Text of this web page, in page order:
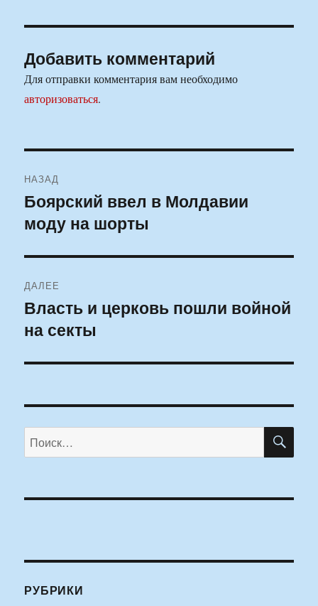
Добавить комментарий
Для отправки комментария вам необходимо
авторизоваться.
по
записям
НАЗАД
Предыдущая
запись:
Боярский ввел в Молдавии
моду на шорты
ДАЛЕЕ
Следующая
запись:
Власть и церковь пошли войной
на секты
Искать:
РУБРИКИ